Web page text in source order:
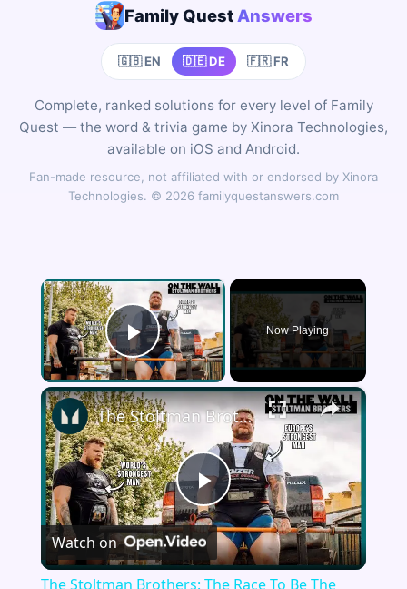
Family Quest Answers
🇬🇧 EN 🇩🇪 DE 🇫🇷 FR
Complete, ranked solutions for every level of Family
Quest — the word & trivia game by Xinora Technologies,
available on iOS and Android.
Fan-made resource, not affiliated with or endorsed by Xinora
Technologies. © 2026 familyquestanswers.com
×
Play Video
Now Playing
×
Play
Video
The Stoltman Brothers: The Race To Be The World's Strongest Man | On The Wall | Myprotein
Watch on
The Stoltman Brothers: The Race To Be The